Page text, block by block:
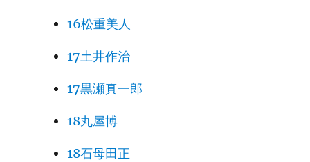
16松重美人
17土井作治
17黒瀬真一郎
18丸屋博
18石母田正